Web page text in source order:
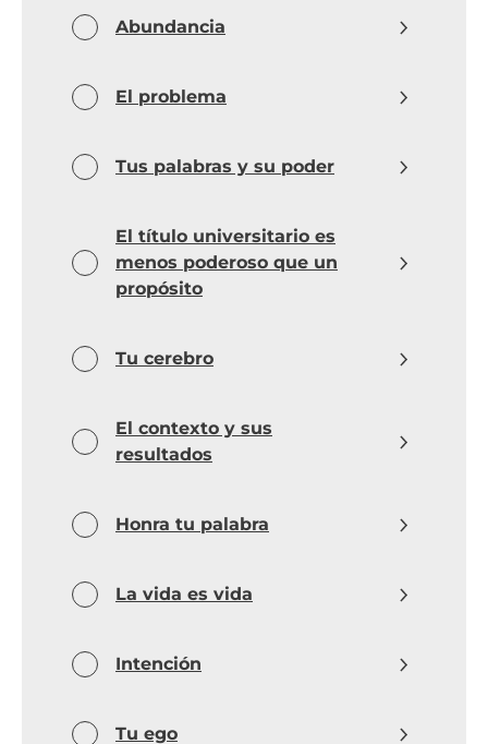
Abundancia
El problema
Tus palabras y su poder
El título universitario es
menos poderoso que un
propósito
Tu cerebro
El contexto y sus
resultados
Honra tu palabra
La vida es vida
Intención
Tu ego